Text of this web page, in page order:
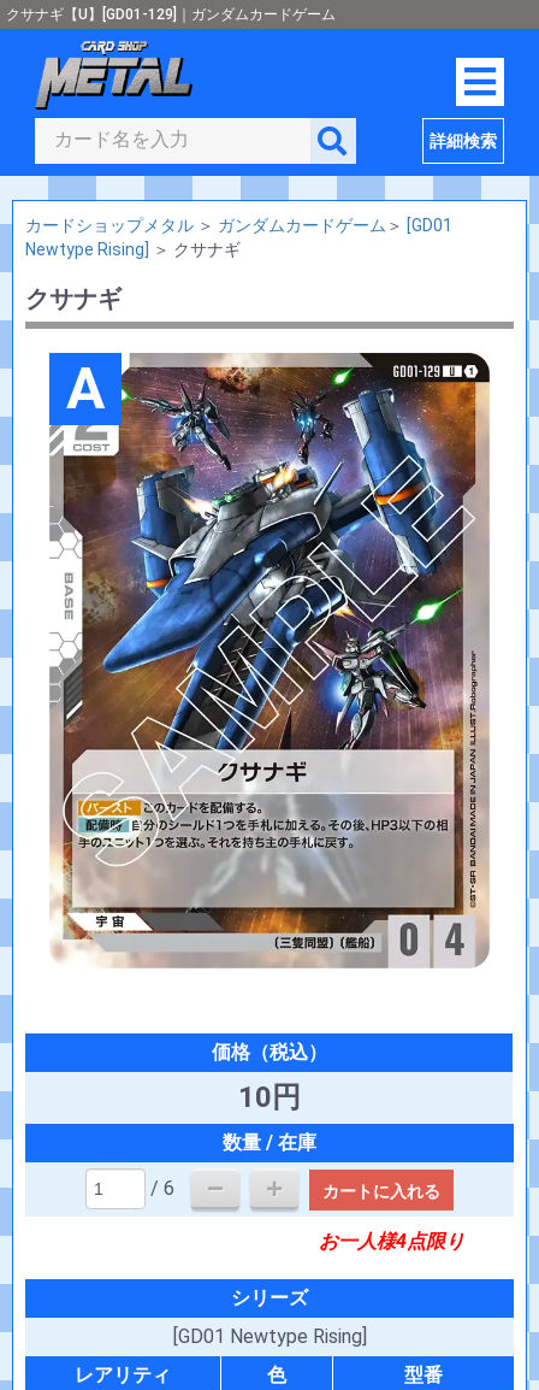
クサナギ【U】[GD01-129]｜ガンダムカードゲーム
詳細検索
カードショップメタル ＞ ガンダムカードゲーム ＞ [GD01
Newtype Rising]
＞ クサナギ
クサナギ
A
10円
/ 6 カートに入れる
お一人様4点限り
シリーズ
[GD01 Newtype Rising]
レアリティ
色
型番